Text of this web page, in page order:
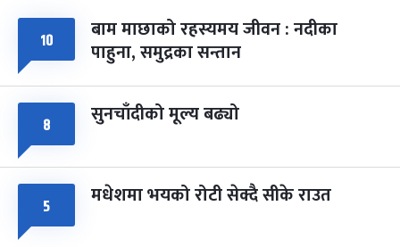
८
सोम
फागुपूर्णिमा
चैत्र ८, २०८३-Mar 22, 2027
७ महिना बाँकी
१० बाम माछाको रहस्यमय जीवन : नदीका
पाहुना, समुद्रका सन्तान
८ सुनचाँदीको मूल्य बढ्यो
५ मधेशमा भयको रोटी सेक्दै सीके राउत